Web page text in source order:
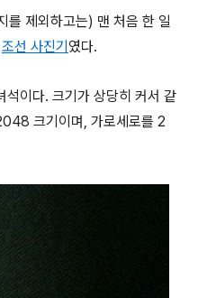
를 제외하고는) 맨 처음 한 일
조선 사진기였다.
석이다. 크기가 상당히 커서 같
크기이며, 가로세로를 2